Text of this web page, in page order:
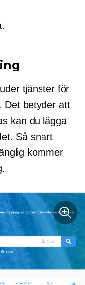
tjänster för
Det betyder att
kan du lägga
Så snart
kommer